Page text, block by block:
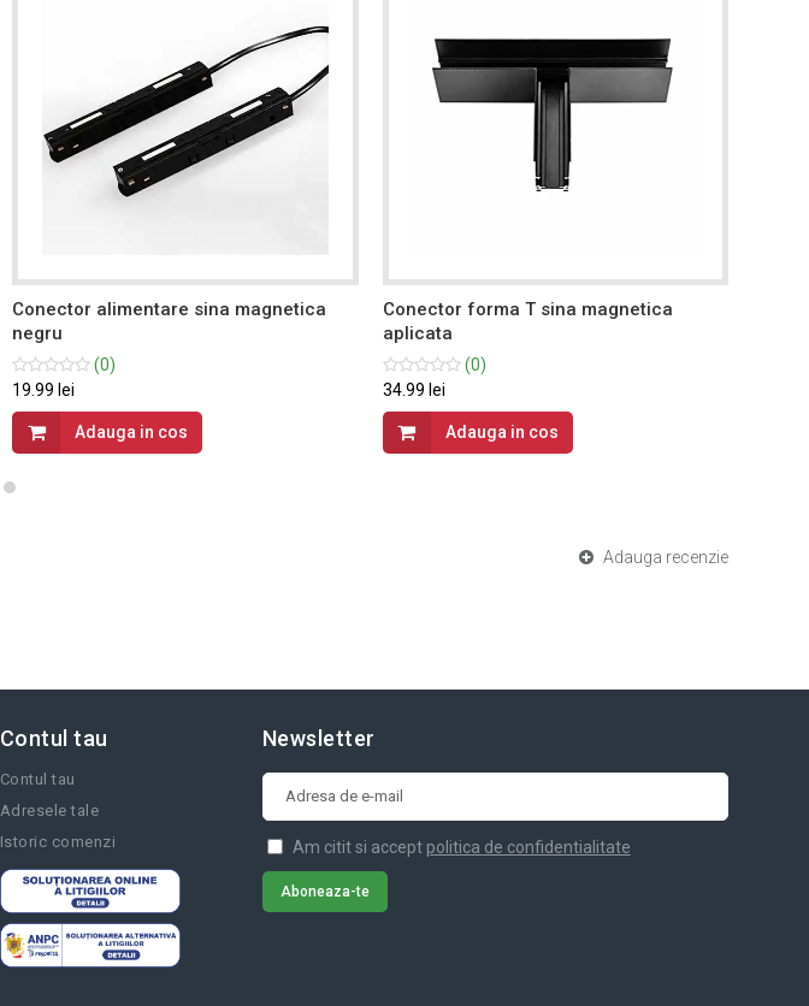
Conector alimentare sina magnetica
negru
(0)
19.99 lei
Adauga in cos
Conector forma T sina magnetica
aplicata
(0)
34.99 lei
Adauga in cos
Adauga recenzie
Contul tau
Contul tau
Adresele tale
Istoric comenzi
Newsletter
Am citit si accept politica de confidentialitate